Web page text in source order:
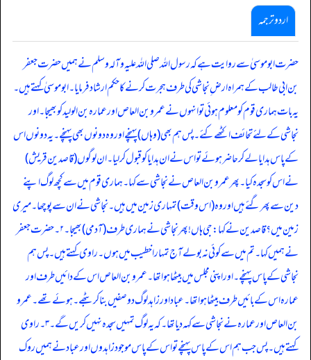
اردو ترجمہ
حضرت ابو موسیٰ سے روایت ہے کہ رسول اللہ صلی اللہ علیہ وآلہ وسلم نے ہمیں حضرت جعفر
بن ابی طالب کے ہمراہ ارض ِ نجاشی کی طرف ہجرت کرنے کا حکم ارشاد فرمایا۔ ابو موسیٰ کہتے ہیں۔
یہ بات ہماری قوم کو معلوم ہوئی تو انہوں نے عمرو بن العاص اور عمارہ بن الولید کو بھیجا۔ اور
نجاشی کے لئے تحائف اکٹھے کئے۔ پس ہم بھی (وہاں) پہنچے اور وہ دونوں بھی پہنچے۔ یہ دونوں اس
کے پاس ہدایا لے کر حاضر ہوئے تو اس نے ان ہدایا کو قبول کرلیا۔ ان لوگوں (قاصدین قریش)
نے اس کو سجدہ کیا۔ پھر عمرو بن العاص نے نجاشی سے کہا۔ ہماری قوم میں سے کچھ لوگ اپنے
دین سے پھرگئے ہیں اور وہ (اس وقت) تمہاری زمین میں ہیں۔ نجاشی نے ان سے پوچھا۔ میری
زمین میں؟ قاصدین نے کہا: جی ہاں! پھر نجاشی نے ہماری طرف (آدمی) بھیجا۔ ٢۔ حضرت جعفر
نے ہمیں کہا۔ تم میں سے کوئی نہ بولے آج تمہارا خطیب میں ہوں۔ راوی کہتے ہیں۔ پس ہم
نجاشی کے پاس پہنچے۔ اور اپنی مجلس میں بیٹھا ہو اتھا۔ عمرو بن العاص اس کے دائیں طرف اور
عمارہ اس کے بائیں طرف بیٹھاہو اتھا۔ عباد اور زاہد لوگ دو صفیں بنا کر بٹھے۔ ہوئے تھے۔ عمرو
بن العاص اور عمارہ نے نجاشی سے کہہ دیا تھا۔ کہ یہ لوگ تمہیں سجدہ نہیں کریں گے۔ ٣۔ راوی
کہتے ہیں۔ پس جب ہم اس کے پاس پہنچے تو اس کے پاس موجود زاہدوں اور عباد نے ہمیں روک